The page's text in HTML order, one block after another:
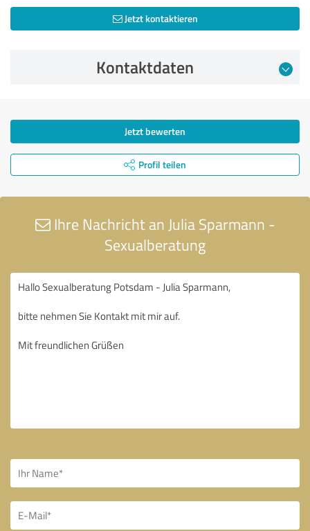
Jetzt kontaktieren
Kontaktdaten
Jetzt bewerten
Profil teilen
Ihre Nachricht an Julia Sparmann -
Sexualberatung